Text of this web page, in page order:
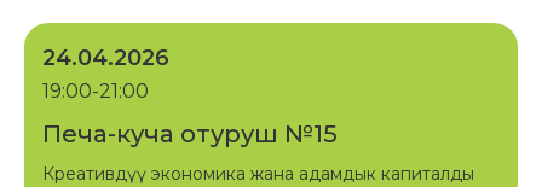
24.04.2026
19:00-21:00
Печа-куча отуруш №15
Креативдүү экономика жана адамдык капиталды